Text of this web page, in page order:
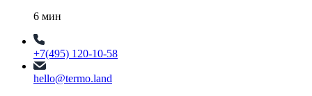
6 мин
+7(495) 120-10-58
hello@termo.land